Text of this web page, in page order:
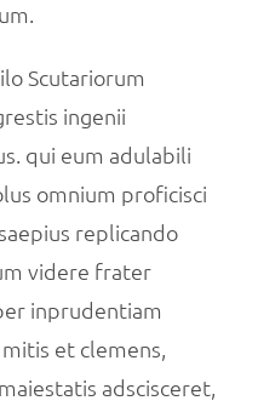
Scutariorum
ingenii
qui eum adulabili
omnium proficisci
replicando
videre frater
inprudentiam
et clemens,
adscisceret,